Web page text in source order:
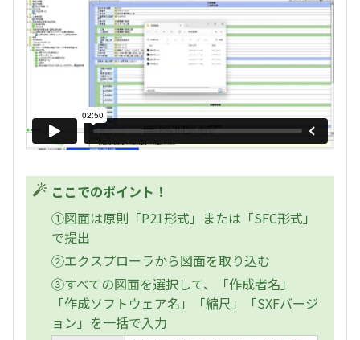
ここでのポイント！
①図面は原則「P21形式」または「SFC形式」
で提出
②エクスプローラから図面を取り込む
③すべての図面を選択して、「作成者名」
「作成ソフトウェア名」「縮尺」「SXFバージ
ョン」を一括で入力